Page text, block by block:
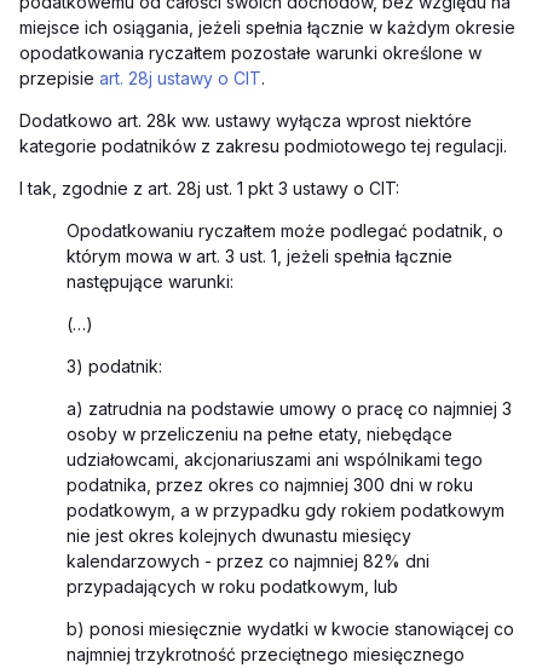
miejsce ich osiągania, jeżeli spełnia łącznie w każdym okresie
opodatkowania ryczałtem pozostałe warunki określone w
przepisie art. 28j ustawy o CIT.
Dodatkowo art. 28k ww. ustawy wyłącza wprost niektóre
kategorie podatników z zakresu podmiotowego tej regulacji.
I tak, zgodnie z art. 28j ust. 1 pkt 3 ustawy o CIT:
Opodatkowaniu ryczałtem może podlegać podatnik, o
którym mowa w art. 3 ust. 1, jeżeli spełnia łącznie
następujące warunki:
(…)
3) podatnik:
a) zatrudnia na podstawie umowy o pracę co najmniej 3
osoby w przeliczeniu na pełne etaty, niebędące
udziałowcami, akcjonariuszami ani wspólnikami tego
podatnika, przez okres co najmniej 300 dni w roku
podatkowym, a w przypadku gdy rokiem podatkowym
nie jest okres kolejnych dwunastu miesięcy
kalendarzowych - przez co najmniej 82% dni
przypadających w roku podatkowym, lub
b) ponosi miesięcznie wydatki w kwocie stanowiącej co
najmniej trzykrotność przeciętnego miesięcznego